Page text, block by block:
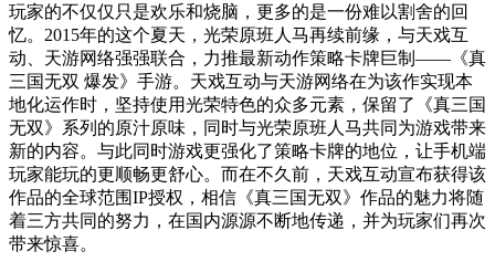
玩家的不仅仅只是欢乐和烧脑，更多的是一份难以割舍的回
忆。2015年的这个夏天，光荣原班人马再续前缘，与天戏互
动、天游网络强强联合，力推最新动作策略卡牌巨制——《真
三国无双 爆发》手游。天戏互动与天游网络在为该作实现本
地化运作时，坚持使用光荣特色的众多元素，保留了《真三国
无双》系列的原汁原味，同时与光荣原班人马共同为游戏带来
新的内容。与此同时游戏更强化了策略卡牌的地位，让手机端
玩家能玩的更顺畅更舒心。而在不久前，天戏互动宣布获得该
作品的全球范围IP授权，相信《真三国无双》作品的魅力将随
着三方共同的努力，在国内源源不断地传递，并为玩家们再次
带来惊喜。